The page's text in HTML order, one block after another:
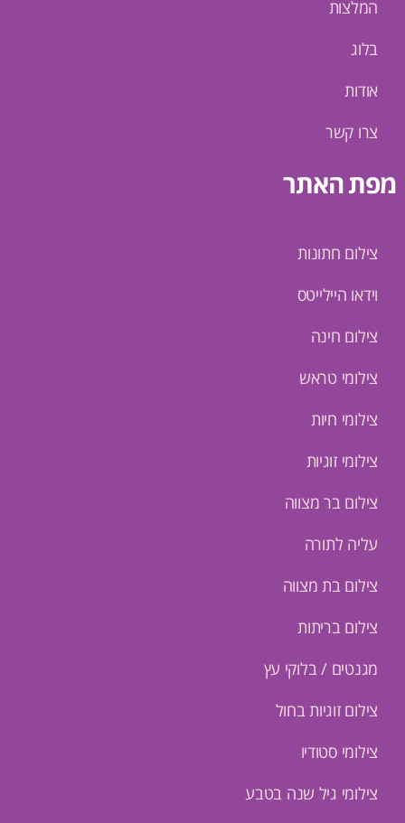
המלצות
בלוג
אודות
צרו קשר
מפת האתר
צילום חתונות
וידאו היילייטס
צילום חינה
צילומי טראש
צילומי חיות
צילומי זוגיות
צילום בר מצווה
עליה לתורה
צילום בת מצווה
צילום בריתות
מגנטים / בלוקי עץ
צילום זוגיות בחול
צילומי סטודיו
צילומי גיל שנה בטבע